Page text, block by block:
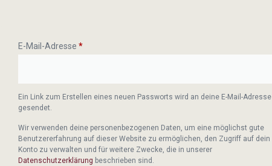
E-Mail-Adresse*
Ein Link zum Erstellen eines neuen Passworts wird an deine E-Mail-Adresse
gesendet.
Wir verwenden deine personenbezogenen Daten, um eine möglichst gute
Benutzererfahrung auf dieser Website zu ermöglichen, den Zugriff auf dein
Konto zu verwalten und für weitere Zwecke, die in unserer
Datenschutzerklärung beschrieben sind.